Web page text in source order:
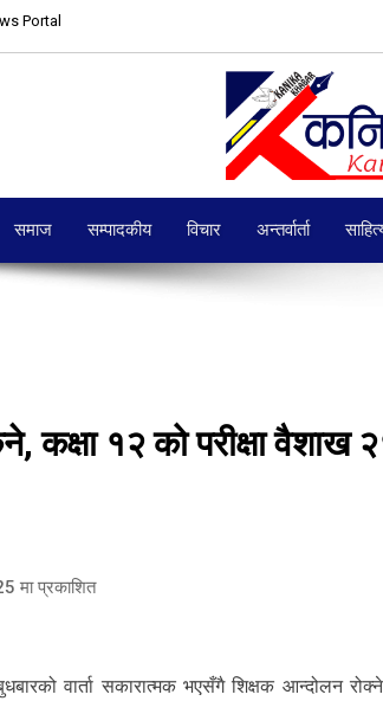
Portal
समाज सम्पादकीय विचार अन्तर्वार्ता
कक्षा १२ को परीक्षा
मा प्रकाशित
वार्ता सकारात्मक भएसँगै शिक्षक आन्दोलन